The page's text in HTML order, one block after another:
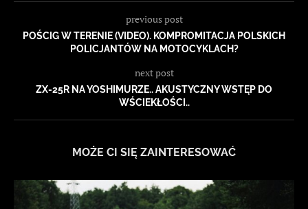
previous post
POŚCIG W TERENIE (VIDEO). KOMPROMITACJA POLSKICH
POLICJANTÓW NA MOTOCYKLACH?
next post
ZX-25R NA YOSHIMURZE.. AKUSTYCZNY WSTĘP DO
WŚCIEKŁOŚCI..
MOŻE CI SIĘ ZAINTERESOWAĆ